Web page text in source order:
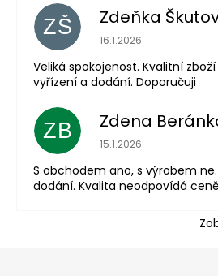
ZŠ Zdeňka
Hodnocení obchodu
16.1.2026
Veliká spokojenost. Kvalitní
vyřízení a dodání. Doporučuji
ZB Zdena
Hodnocení obchodu
15.1.2026
S obchodem ano, s výrobem
dodání. Kvalita neodpovídá
Z